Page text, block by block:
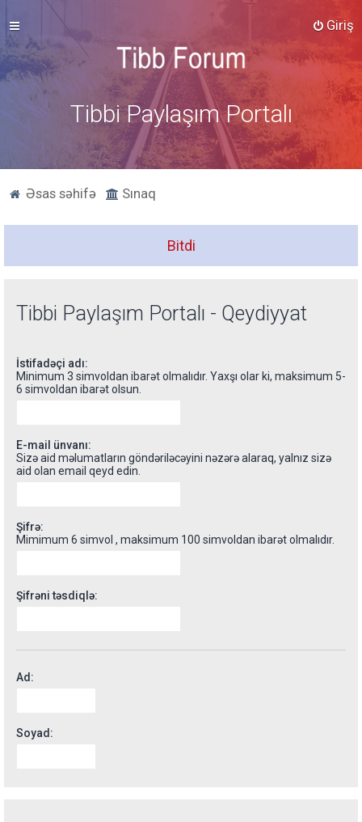
Giriş
Tibbi Paylaşım Portalı
Əsas səhifə Sınaq
Bitdi
Tibbi Paylaşım Portalı - Qeydiyyat
İstifadəçi adı:
Minimum 3 simvoldan ibarət olmalıdır. Yaxşı olar ki, maksimum 5-
6 simvoldan ibarət olsun.
E-mail ünvanı:
Sizə aid məlumatların göndəriləcəyini nəzərə alaraq, yalnız sizə
aid olan email qeyd edin.
Şifrə:
Mimimum 6 simvol , maksimum 100 simvoldan ibarət olmalıdır.
Şifrəni təsdiqlə:
Ad:
Soyad: